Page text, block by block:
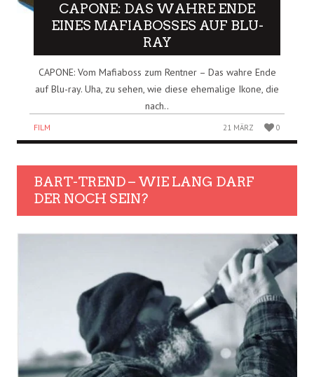
CAPONE: DAS WAHRE ENDE
EINES MAFIABOSSES AUF BLU-
RAY
CAPONE: Vom Mafiaboss zum Rentner – Das wahre Ende
auf Blu-ray. Uha, zu sehen, wie diese ehemalige Ikone, die
nach..
FILM 21 MÄRZ 0
BART-TREND – WIE LANG DARF
DER NOCH SEIN?